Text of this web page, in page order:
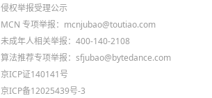
侵权举报受理公示
MCN 专项举报：mcnjubao@toutiao.com
未成年人相关举报：400-140-2108
算法推荐专项举报：sfjubao@bytedance.com
京ICP证140141号
京ICP备12025439号-3